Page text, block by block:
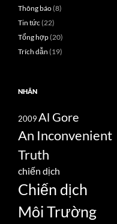
Thông báo(8)
Tin tức (22)
Tổng hợp(20)
Trích dẫn (19)
NHÃN
2009Al Gore
An Inconvenient
Truth
chiến dịch
Chiến dịch
Môi Trường